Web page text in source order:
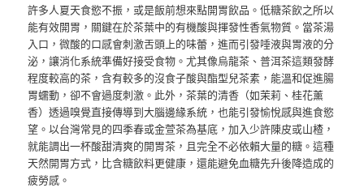
許多人夏天食慾不振，或是飯前想來點開胃飲品。低糖茶飲之所以
能有效開胃，關鍵在於茶葉中的有機酸與揮發性香氣物質。當茶湯
入口，微酸的口感會刺激舌頭上的味蕾，進而引發唾液與胃液的分
泌，讓消化系統準備好接受食物。尤其像烏龍茶、普洱茶這類發酵
程度較高的茶，含有較多的沒食子酸與酯型兒茶素，能溫和促進腸
胃蠕動，卻不會過度刺激。此外，茶葉的清香（如茉莉、桂花薰
香）透過嗅覺直接傳導到大腦邊緣系統，也能引發愉悅感與進食慾
望。以台灣常見的四季春或金萱茶為基底，加入少許陳皮或山楂，
就能調出一杯酸甜清爽的開胃茶，且完全不必依賴大量的糖。這種
天然開胃方式，比含糖飲料更健康，還能避免血糖先升後降造成的
疲勞感。